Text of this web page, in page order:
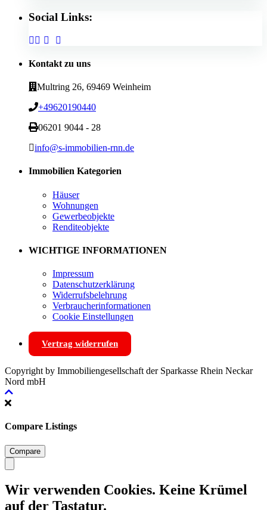
Social Links:
Kontakt zu uns
Multring 26, 69469 Weinheim
+49620190440
06201 9044 - 28
info@s-immobilien-rnn.de
Immobilien Kategorien
Häuser
Wohnungen
Gewerbeobjekte
Renditeobjekte
WICHTIGE INFORMATIONEN
Impressum
Datenschutzerklärung
Widerrufsbelehrung
Verbraucherinformationen
Cookie Einstellungen
Vertrag widerrufen
Copyright by Immobiliengesellschaft der Sparkasse Rhein Neckar
Nord mbH
Compare Listings
Compare
Wir verwenden Cookies. Keine Krümel
auf der Tastatur.